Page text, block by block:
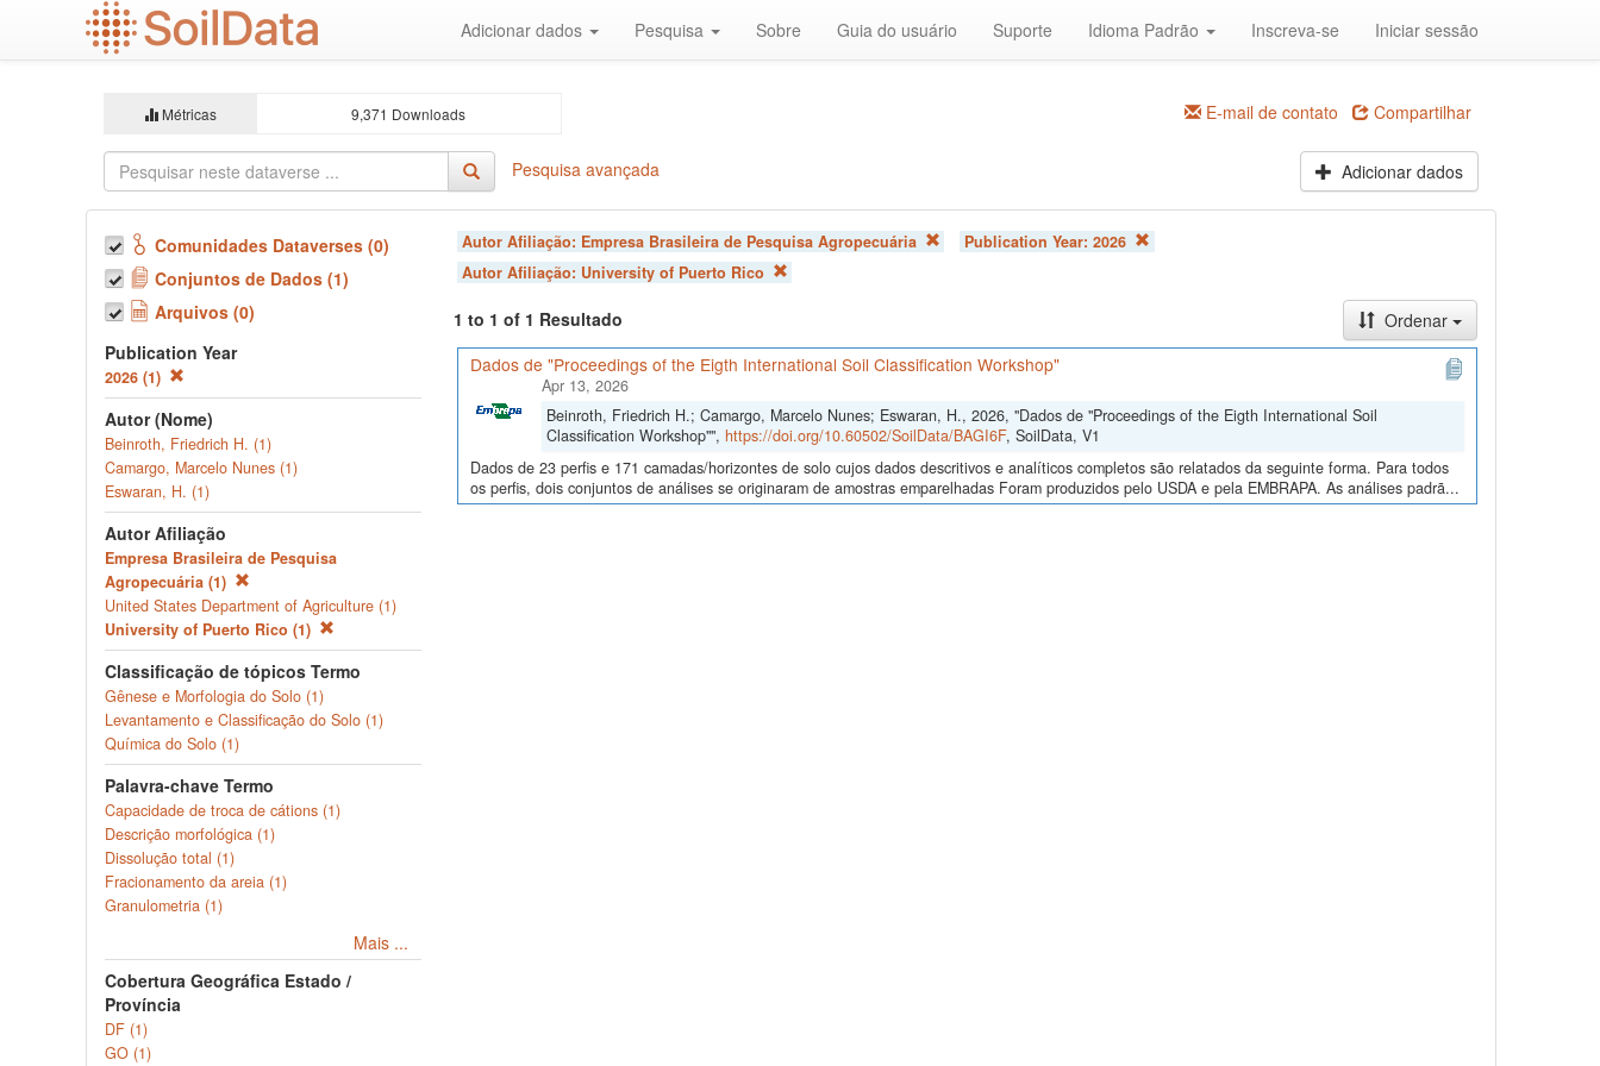
Adicionar dados Pesquisa Sobre Guia do usuário Suporte Idioma Padrão Inscreva-se Iniciar sessão
Métricas 9,371 Downloads E-mail de contato Compartilhar
Pesquisa avançada Adicionar dados
Comunidades Dataverses (0)
Conjuntos de Dados (1)
Arquivos (0)
Publication Year
2026 (1)
Autor (Nome)
Beinroth, Friedrich H. (1)
Camargo, Marcelo Nunes (1)
Eswaran, H. (1)
Autor Afiliação
Empresa Brasileira de Pesquisa
Agropecuária (1)
United States Department of Agriculture (1)
University of Puerto Rico (1)
Classificação de tópicos Termo
Gênese e Morfologia do Solo (1)
Levantamento e Classificação do Solo (1)
Química do Solo (1)
Palavra-chave Termo
Capacidade de troca de cátions (1)
Descrição morfológica (1)
Dissolução total (1)
Fracionamento da areia (1)
Granulometria (1)
Mais ...
Cobertura Geográfica Estado /
Província
DF (1)
GO (1)
Autor Afiliação: Empresa Brasileira de Pesquisa Agropecuária Publication Year: 2026
Autor Afiliação: University of Puerto Rico
1 to 1 of 1 Resultado
Ordenar
Dados de "Proceedings of the Eigth International Soil Classification Workshop"
Apr 13, 2026
Beinroth, Friedrich H.; Camargo, Marcelo Nunes; Eswaran, H., 2026, "Dados de "Proceedings of the Eigth International Soil
Classification Workshop"", https://doi.org/10.60502/SoilData/BAGI6F, SoilData, V1
Dados de 23 perfis e 171 camadas/horizontes de solo cujos dados descritivos e analíticos completos são relatados da seguinte forma. Para todos
os perfis, dois conjuntos de análises se originaram de amostras emparelhadas Foram produzidos pelo USDA e pela EMBRAPA. As análises padrã...